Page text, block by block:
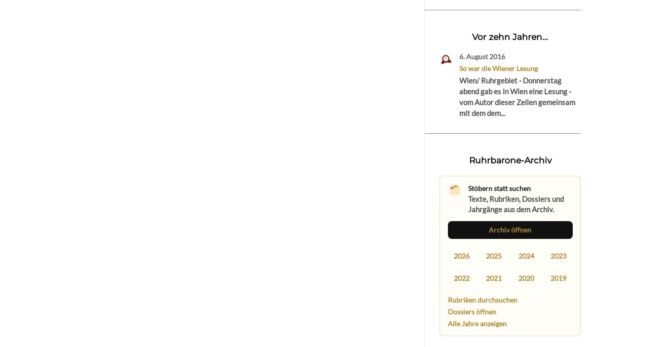
Vor zehn Jahren...
6. August 2016
So war die Wiener Lesung
Wien/ Ruhrgebiet - Donnerstag
abend gab es in Wien eine Lesung -
vom Autor dieser Zeilen gemeinsam
mit dem dem...
Ruhrbarone-Archiv
Stöbern statt suchen
Texte, Rubriken, Dossiers und
Jahrgänge aus dem Archiv.
Archiv öffnen
2026 2025 2024 2023
2022 2021 2020 2019
Rubriken durchsuchen
Dossiers öffnen
Alle Jahre anzeigen